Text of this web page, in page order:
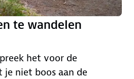
te wandelen
het voor de
je niet boos aan de